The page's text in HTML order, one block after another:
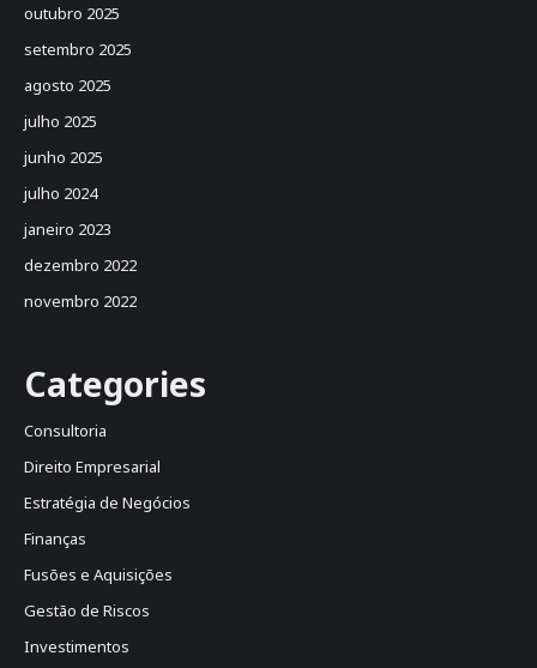
outubro 2025
setembro 2025
agosto 2025
julho 2025
junho 2025
julho 2024
janeiro 2023
dezembro 2022
novembro 2022
Categories
Consultoria
Direito Empresarial
Estratégia de Negócios
Finanças
Fusões e Aquisições
Gestão de Riscos
Investimentos